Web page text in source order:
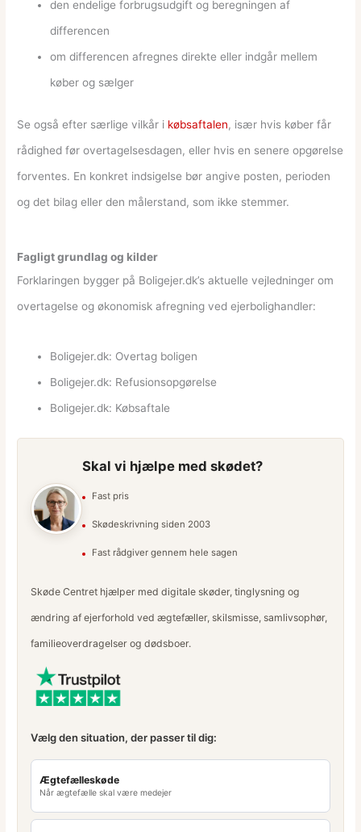
den endelige forbrugsudgift og beregningen af
differencen
om differencen afregnes direkte eller indgår mellem
køber og sælger
Se også efter særlige vilkår i købsaftalen, især hvis køber får
rådighed før overtagelsesdagen, eller hvis en senere opgørelse
forventes. En konkret indsigelse bør angive posten, perioden
og det bilag eller den målerstand, som ikke stemmer.
Fagligt grundlag og kilder
Forklaringen bygger på Boligejer.dk’s aktuelle vejledninger om
overtagelse og økonomisk afregning ved ejerbolighandler:
Boligejer.dk: Overtag boligen
Boligejer.dk: Refusionsopgørelse
Boligejer.dk: Købsaftale
Skal vi hjælpe med skødet?
Fast pris
Skødeskrivning siden 2003
Fast rådgiver gennem hele sagen
Skøde Centret hjælper med digitale skøder, tinglysning og
ændring af ejerforhold ved ægtefæller, skilsmisse, samlivsophør,
familieoverdragelser og dødsboer.
Vælg den situation, der passer til dig:
Ægtefælleskøde
Når ægtefælle skal være medejer